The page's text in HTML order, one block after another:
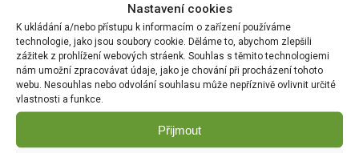
Nastavení cookies
K ukládání a/nebo přístupu k informacím o zařízení používáme
technologie, jako jsou soubory cookie. Děláme to, abychom zlepšili
zážitek z prohlížení webových stráenk. Souhlas s těmito technologiemi
nám umožní zpracovávat údaje, jako je chování při procházení tohoto
webu. Nesouhlas nebo odvolání souhlasu může nepříznivě ovlivnit určité
vlastnosti a funkce.
Přijmout
DO KOŠÍKU
399.00Kč
Sezonní jezírkové bakterie
Bacter Pond 100 g
DO KOŠÍKU
179.00Kč
Probiotic pond 500 g -
DO KOŠÍKU
hranatý 19x19cm v.10 cm
DO KOŠÍKU